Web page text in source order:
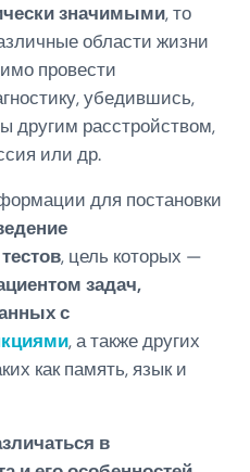
значимыми, то
области жизни
провести
убедившись,
другим расстройством,
или др.
для постановки
, цель которых —
задач,
с
, а также других
как память, язык и
в